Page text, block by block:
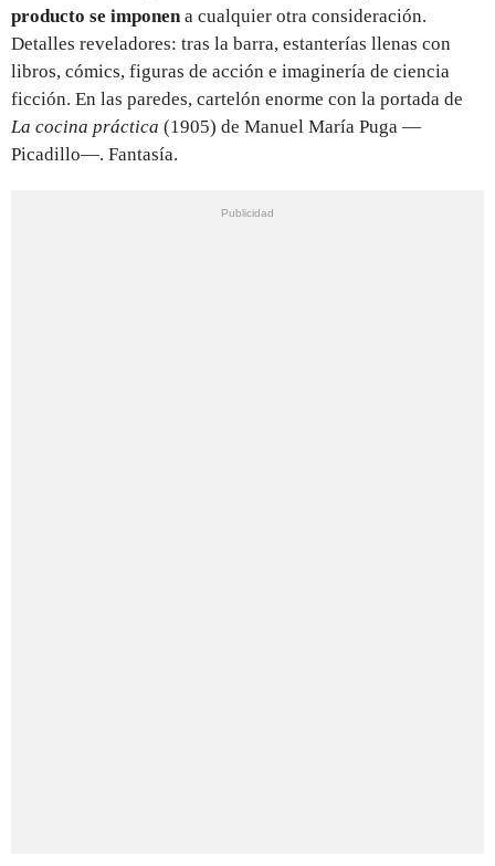
producto se imponena cualquier otra consideración.
Detalles reveladores: tras la barra, estanterías llenas con
libros, cómics, figuras de acción e imaginería de ciencia
ficción. En las paredes, cartelón enorme con la portada de
La cocina práctica (1905) de Manuel María Puga —
Picadillo—. Fantasía.